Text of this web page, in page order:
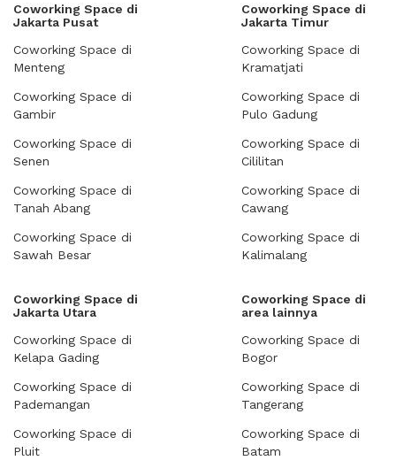
Coworking Space di
Jakarta Pusat
Coworking Space di
Menteng
Coworking Space di
Gambir
Coworking Space di
Senen
Coworking Space di
Tanah Abang
Coworking Space di
Sawah Besar
Coworking Space di
Jakarta Timur
Coworking Space di
Kramatjati
Coworking Space di
Pulo Gadung
Coworking Space di
Cililitan
Coworking Space di
Cawang
Coworking Space di
Kalimalang
Coworking Space di
Jakarta Utara
Coworking Space di
Kelapa Gading
Coworking Space di
Pademangan
Coworking Space di
Pluit
Coworking Space di
area lainnya
Coworking Space di
Bogor
Coworking Space di
Tangerang
Coworking Space di
Batam